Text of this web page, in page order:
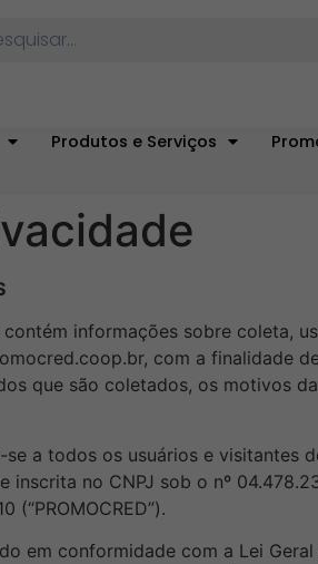
Produtos e Serviços
informações sobre coleta,
com a finalidade
que são coletados, os motivos
a todos os usuários e
inscrita no CNPJ sob o nº
(“PROMOCRED”).
em conformidade com a Lei